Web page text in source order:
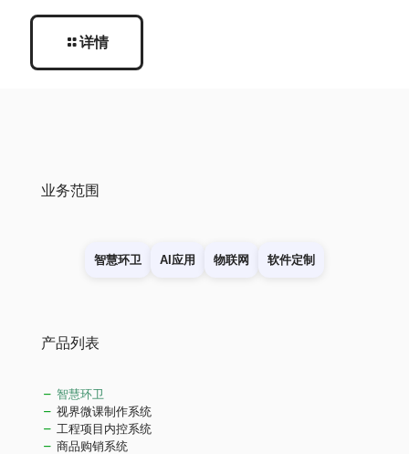
详情
业务范围
智慧环卫 AI应用 物联网 软件定制
产品列表
智慧环卫
视界微课制作系统
工程项目内控系统
商品购销系统